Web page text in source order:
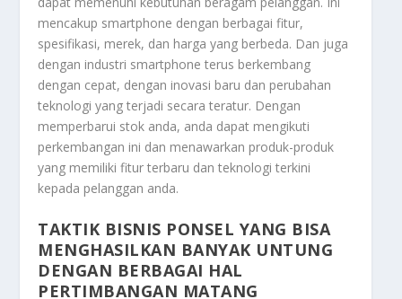
mencakup smartphone dengan berbagai fitur,
spesifikasi, merek, dan harga yang berbeda. Dan juga
dengan industri smartphone terus berkembang
dengan cepat, dengan inovasi baru dan perubahan
teknologi yang terjadi secara teratur. Dengan
memperbarui stok anda, anda dapat mengikuti
perkembangan ini dan menawarkan produk-produk
yang memiliki fitur terbaru dan teknologi terkini
kepada pelanggan anda.
TAKTIK BISNIS PONSEL YANG BISA
MENGHASILKAN BANYAK UNTUNG
DENGAN BERBAGAI HAL
PERTIMBANGAN MATANG